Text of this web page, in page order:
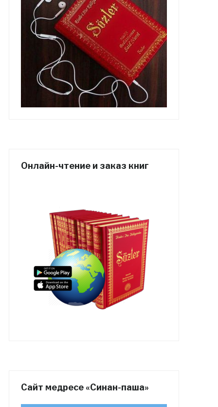
Онлайн-чтение и заказ книг
Сайт медресе «Синан-паша»